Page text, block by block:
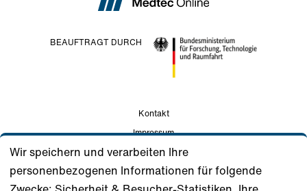
BEAUFTRAGT DURCH
Kontakt
Impressum
Datenschutz
Nutzungsbedingungen
Wir speichern und verarbeiten Ihre
personenbezogenen Informationen für folgende